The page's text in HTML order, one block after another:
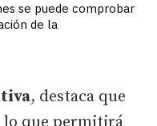
se puede comprobar
de la
, destaca que